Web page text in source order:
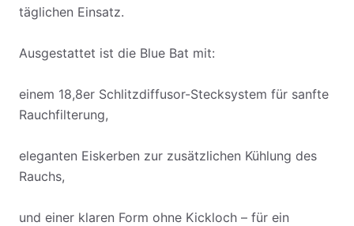
täglichen Einsatz.
Ausgestattet ist die Blue Bat mit:
einem 18,8er Schlitzdiffusor-Stecksystem für sanfte
Rauchfilterung,
eleganten Eiskerben zur zusätzlichen Kühlung des
Rauchs,
und einer klaren Form ohne Kickloch – für ein